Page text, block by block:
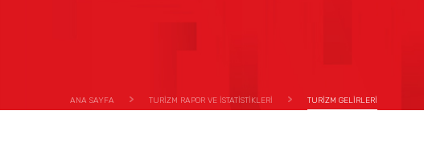
ANA SAYFA TURİZM RAPOR VE İSTATİSTİKLERİ TURİZM GELİRLERİ